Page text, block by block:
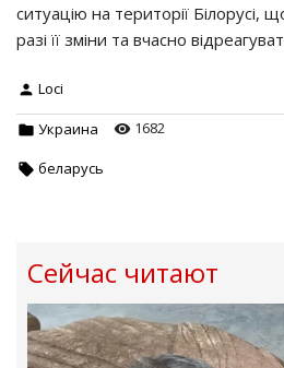
ситуацію на території Білорусі,
разі її зміни та вчасно
Loci
Украина 1682
беларусь
Сейчас читают